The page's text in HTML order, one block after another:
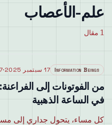
علم-الأعصاب
1 مقال
Information Beings 17 سبتمبر 2025 ·7 دقائق قراءة
من الفوتونات إلى الفراعنة:
في الساعة الذهبية
كل مساء، يتحول جداري إلى